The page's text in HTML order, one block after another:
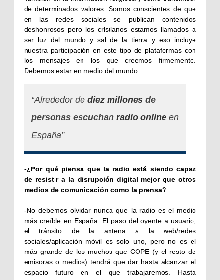
de determinados valores. Somos conscientes de que
en las redes sociales se publican contenidos
deshonrosos pero los cristianos estamos llamados a
ser luz del mundo y sal de la tierra y eso incluye
nuestra participación en este tipo de plataformas con
los mensajes en los que creemos firmemente.
Debemos estar en medio del mundo.
“Alrededor de diez millones de
personas escuchan radio online en
España”
-¿Por qué piensa que la radio está siendo capaz
de resistir a la disrupción digital mejor que otros
medios de comunicación como la prensa?
-No debemos olvidar nunca que la radio es el medio
más creíble en España. El paso del oyente a usuario;
el tránsito de la antena a la web/redes
sociales/aplicación móvil es solo uno, pero no es el
más grande de los muchos que COPE (y el resto de
emisoras o medios) tendrá que dar hasta alcanzar el
espacio futuro en el que trabajaremos. Hasta